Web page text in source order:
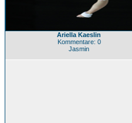
Ariella Kaeslin
Kommentare: 0
Jasmin